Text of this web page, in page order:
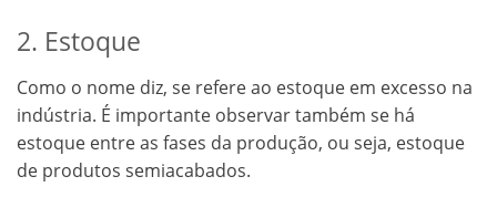
2. Estoque
Como o nome diz, se refere ao estoque em excesso na
indústria. É importante observar também se há
estoque entre as fases da produção, ou seja, estoque
de produtos semiacabados.